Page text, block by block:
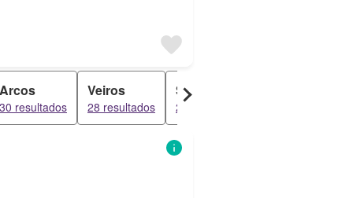
Arcos
30 resultados
Veiros
28 resultados
São Lourenço De
21 resultados